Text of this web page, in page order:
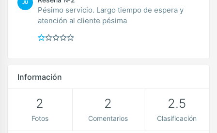
JU
Pésimo servicio. Largo tiempo de espera y
atención al cliente pésima
Información
2
Fotos
2
Comentarios
2.5
Clasificación